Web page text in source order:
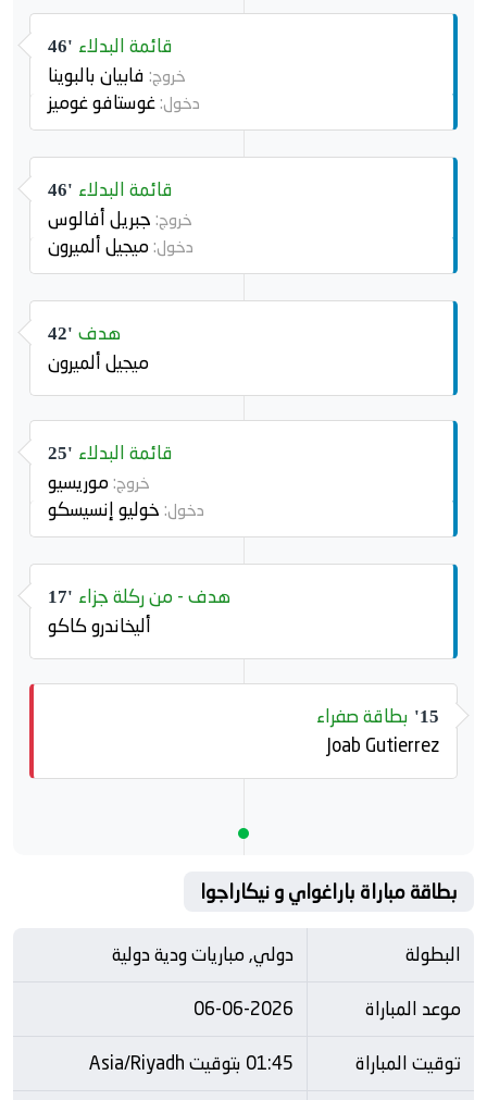
46' قائمة البدلاء
خروج: فابيان بالبوينا
دخول:غوستافو غوميز
46' قائمة البدلاء
خروج: جبريل أفالوس
دخول: ميجيل ألميرون
42' هدف
ميجيل ألميرون
25' قائمة البدلاء
خروج: موريسيو
دخول: خوليو إنسيسكو
17' هدف - من ركلة جزاء
أليخاندرو كاكو
15'
بطاقة صفراء
Joab Gutierrez
بطاقة مباراة باراغواي و نيكاراجوا
البطولة
دولي, مباريات ودية دولية
موعد المباراة
06-06-2026
توقيت المباراة
01:45 بتوقيت Asia/Riyadh